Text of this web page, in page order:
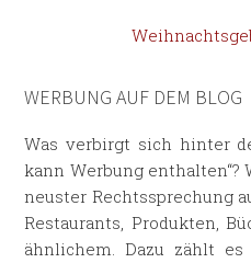
WERBUNG AUF DEM BLOG
Was verbirgt sich hinter
kann Werbung enthalten“?
neuster Rechtssprechung
Restaurants, Produkten,
ähnlichem. Dazu zählt